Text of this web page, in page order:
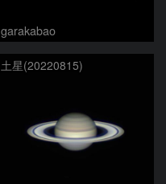
garakabao
土星(20220815)